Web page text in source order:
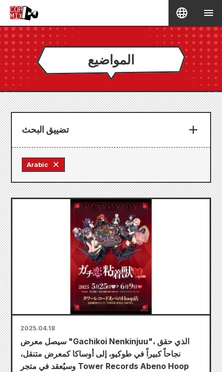
المواضيع
تضييق البحث
Arabic
2025.04.18
سيصل معرض "Gachikoi Nenkinjuu"، الذي حقق
نجاحاً كبيراً في طوكيو، إلى أوساكا كمعرض متنقل،
وسيُعقد في متجر Tower Records Abeno Hoop